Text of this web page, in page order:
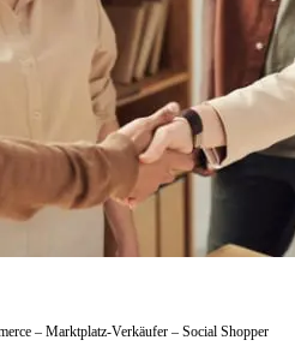
– Marktplatz-Verkäufer – Social Shopper